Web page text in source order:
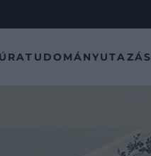
TUDOMÁNYUTAZÁS